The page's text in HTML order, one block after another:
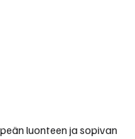
luonteen ja sopivan